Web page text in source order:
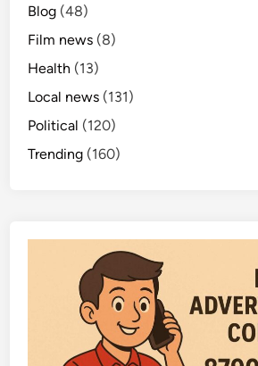
ర
ని
యం
త్ర
ణ
అ
ఈ
శ్వ
రి
Blog (48)
Film news (8)
Health (13)
Local news (131)
Political (120)
Trending (160)